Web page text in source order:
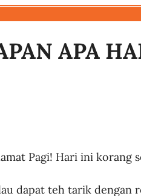
APA
Pagi! Hari ini korang
dapat teh tarik dengan